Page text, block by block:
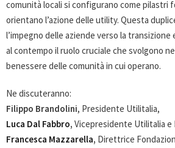
comunità locali si configurano come pilastri
orientano l’azione delle utility. Questa
l’impegno delle aziende verso la
al contempo il ruolo cruciale che svolgono
benessere delle comunità in cui operano.
Ne discuteranno:
Filippo Brandolini, Presidente Utilitalia,
Luca Dal Fabbro, Vicepresidente Utilitalia e
Francesca Mazzarella, Direttrice